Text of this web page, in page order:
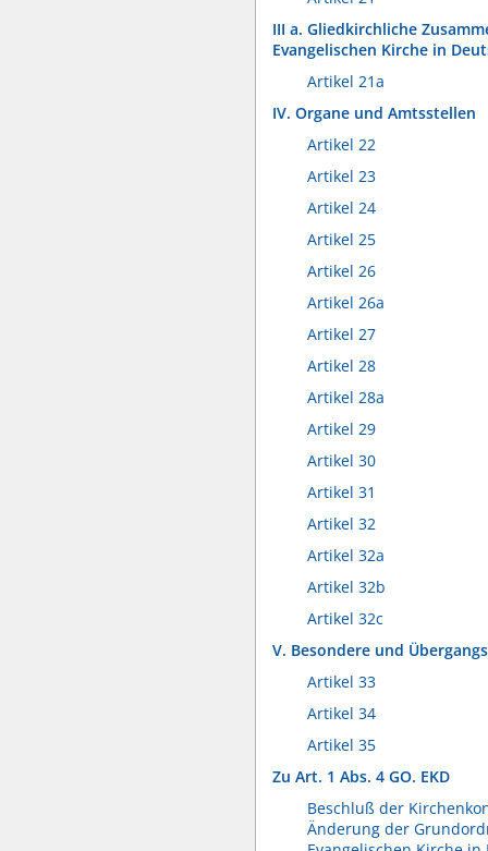
III a. Gliedkirchliche
Evangelischen Kirche in
Artikel 21a
IV. Organe und Amtsstellen
Artikel 22
Artikel 23
Artikel 24
Artikel 25
Artikel 26
Artikel 26a
Artikel 27
Artikel 28
Artikel 28a
Artikel 29
Artikel 30
Artikel 31
Artikel 32
Artikel 32a
Artikel 32b
Artikel 32c
V. Besondere und
Artikel 33
Artikel 34
Artikel 35
Zu Art. 1 Abs. 4 GO. EKD
Beschluß der
Änderung der